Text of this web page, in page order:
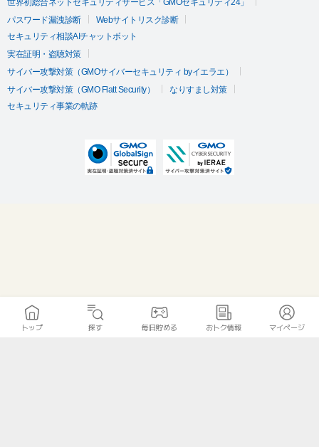
世界初総合ネットセキュリティサービス「GMOセキュリティ24」
パスワード漏洩診断
Webサイトリスク診断
セキュリティ相談AIチャットボット
実在証明・盗聴対策
サイバー攻撃対策（GMOサイバーセキュリティ byイエラエ）
サイバー攻撃対策（GMO Flatt Security）
なりすまし対策
セキュリティ事業の軌跡
トップ 探す 毎日貯める おトク情報 マイページ